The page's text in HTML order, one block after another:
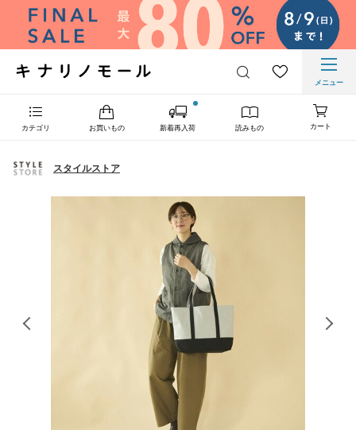
メニュー
カテゴリ お買いもの 新着再入荷 読みもの カート
スタイルストア